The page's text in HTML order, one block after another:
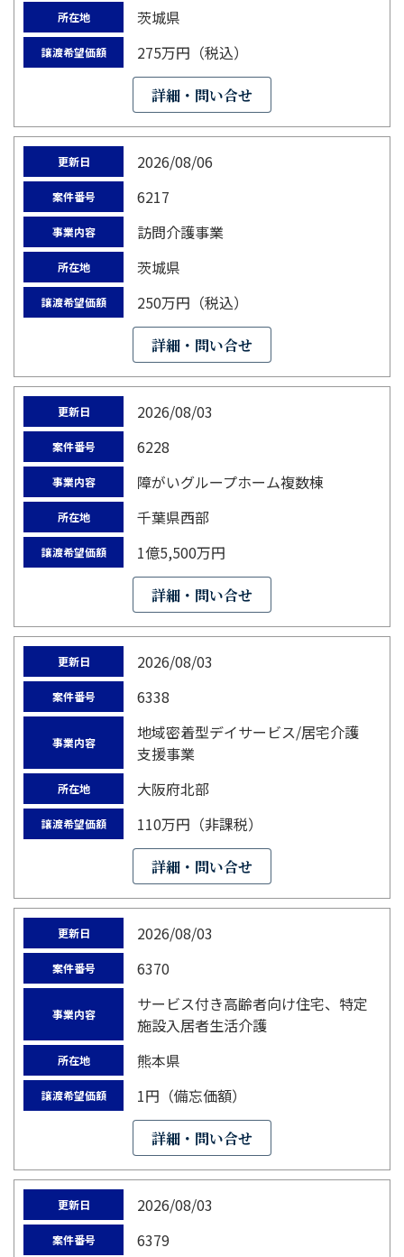
所在地 茨城県
譲渡希望価額 275万円（税込）
詳細・問い合せ
更新日 2026/08/06
案件番号 6217
事業内容 訪問介護事業
所在地 茨城県
譲渡希望価額 250万円（税込）
詳細・問い合せ
更新日 2026/08/03
案件番号 6228
事業内容 障がいグループホーム複数棟
所在地 千葉県西部
譲渡希望価額 1億5,500万円
詳細・問い合せ
更新日 2026/08/03
案件番号 6338
事業内容
地域密着型デイサービス/居宅介護
支援事業
所在地 大阪府北部
譲渡希望価額 110万円（非課税）
詳細・問い合せ
更新日 2026/08/03
案件番号 6370
事業内容
サービス付き高齢者向け住宅、特定
施設入居者生活介護
所在地 熊本県
譲渡希望価額 1円（備忘価額）
詳細・問い合せ
更新日 2026/08/03
案件番号 6379